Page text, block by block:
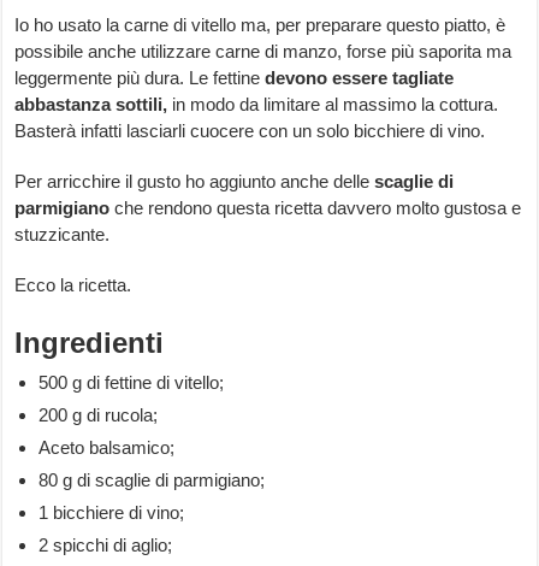
Io ho usato la carne di vitello ma, per preparare questo piatto, è
possibile anche utilizzare carne di manzo, forse più saporita ma
leggermente più dura. Le fettinedevono essere tagliate
abbastanza sottili, in modo da limitare al massimo la cottura.
Basterà infatti lasciarli cuocere con un solo bicchiere di vino.
Per arricchire il gusto ho aggiunto anche dellescaglie di
parmigiano che rendono questa ricetta davvero molto gustosa e
stuzzicante.
Ecco la ricetta.
Ingredienti
500 g di fettine di vitello;
200 g di rucola;
Aceto balsamico;
80 g di scaglie di parmigiano;
1 bicchiere di vino;
2 spicchi di aglio;